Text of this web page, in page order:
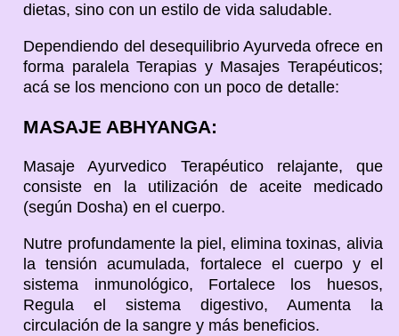
dietas, sino con un estilo de vida saludable.
Dependiendo del desequilibrio Ayurveda ofrece en
forma paralela Terapias y Masajes Terapéuticos;
acá se los menciono con un poco de detalle:
MASAJE ABHYANGA:
Masaje Ayurvedico Terapéutico relajante, que
consiste en la utilización de aceite medicado
(según Dosha) en el cuerpo.
Nutre profundamente la piel, elimina toxinas, alivia
la tensión acumulada, fortalece el cuerpo y el
sistema inmunológico, Fortalece los huesos,
Regula el sistema digestivo, Aumenta la
circulación de la sangre y más beneficios.